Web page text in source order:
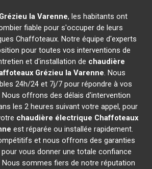
Grézieu la Varenne, les habitants ont
fiable pour s'occuper de leurs
Chaffoteaux. Notre équipe d'experts
pour toutes vos interventions de
et d'installation de chaudière
Grézieu la Varenne. Nous
24h/24 et 7j/7 pour répondre à vos
Nous offrons des délais d'intervention
les 2 heures suivant votre appel, pour
chaudière électrique Chaffoteaux
est réparée ou installée rapidement.
et nous offrons des garanties
vous donner une totale confiance
Nous sommes fiers de notre réputation